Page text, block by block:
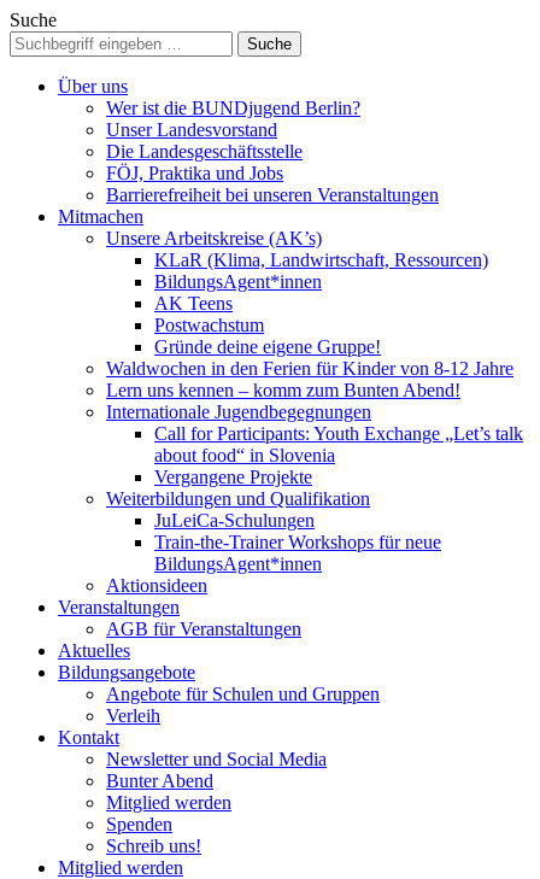
Suche
Über uns
Wer ist die BUNDjugend Berlin?
Unser Landesvorstand
Die Landesgeschäftsstelle
FÖJ, Praktika und Jobs
Barrierefreiheit bei unseren Veranstaltungen
Mitmachen
Unsere Arbeitskreise (AK’s)
KLaR (Klima, Landwirtschaft, Ressourcen)
BildungsAgent*innen
AK Teens
Postwachstum
Gründe deine eigene Gruppe!
Waldwochen in den Ferien für Kinder von 8-12 Jahre
Lern uns kennen – komm zum Bunten Abend!
Internationale Jugendbegegnungen
Call for Participants: Youth Exchange „Let’s talk
about food“ in Slovenia
Vergangene Projekte
Weiterbildungen und Qualifikation
JuLeiCa-Schulungen
Train-the-Trainer Workshops für neue
BildungsAgent*innen
Aktionsideen
Veranstaltungen
AGB für Veranstaltungen
Aktuelles
Bildungsangebote
Angebote für Schulen und Gruppen
Verleih
Kontakt
Newsletter und Social Media
Bunter Abend
Mitglied werden
Spenden
Schreib uns!
Mitglied werden